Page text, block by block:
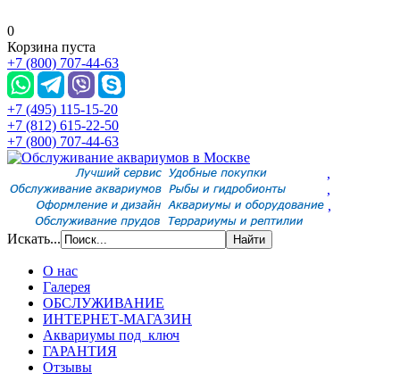
0
Корзина пуста
+7 (800) 707-44-63
+7 (495) 115-15-20
+7 (812) 615-22-50
+7 (800) 707-44-63
,
,
,
Искать...
О нас
Галерея
ОБСЛУЖИВАНИЕ
ИНТЕРНЕТ-МАГАЗИН
Аквариумы под ключ
ГАРАНТИЯ
Отзывы